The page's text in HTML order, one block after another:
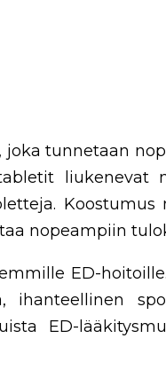
tunnetaan
liukenevat
Koostumus
nopeampiin
ED-
ED-